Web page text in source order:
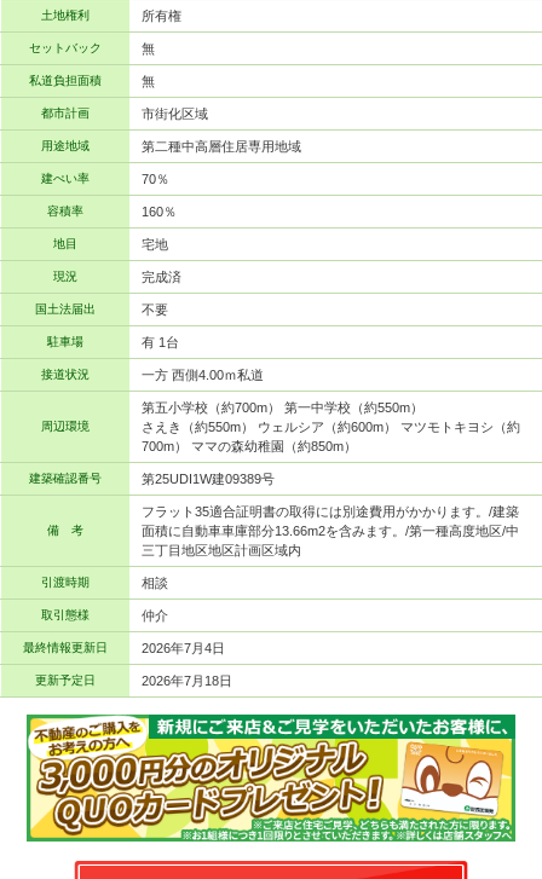
土地権利 所有権
セットバック 無
私道負担面積 無
都市計画 市街化区域
用途地域 第二種中高層住居専用地域
建ぺい率 70％
容積率 160％
地目 宅地
現況 完成済
国土法届出 不要
駐車場 有 1台
接道状況 一方 西側4.00ｍ私道
周辺環境
第五小学校（約700m） 第一中学校（約550m）
さえき（約550m） ウェルシア（約600m） マツモトキヨシ（約
700m） ママの森幼稚園（約850m）
建築確認番号 第25UDI1W建09389号
備 考
フラット35適合証明書の取得には別途費用がかかります。/建築
面積に自動車車庫部分13.66m2を含みます。/第一種高度地区/中
三丁目地区地区計画区域内
引渡時期 相談
取引態様 仲介
最終情報更新日 2026年7月4日
更新予定日 2026年7月18日